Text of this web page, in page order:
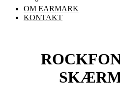
OM EARMARK
KONTAKT